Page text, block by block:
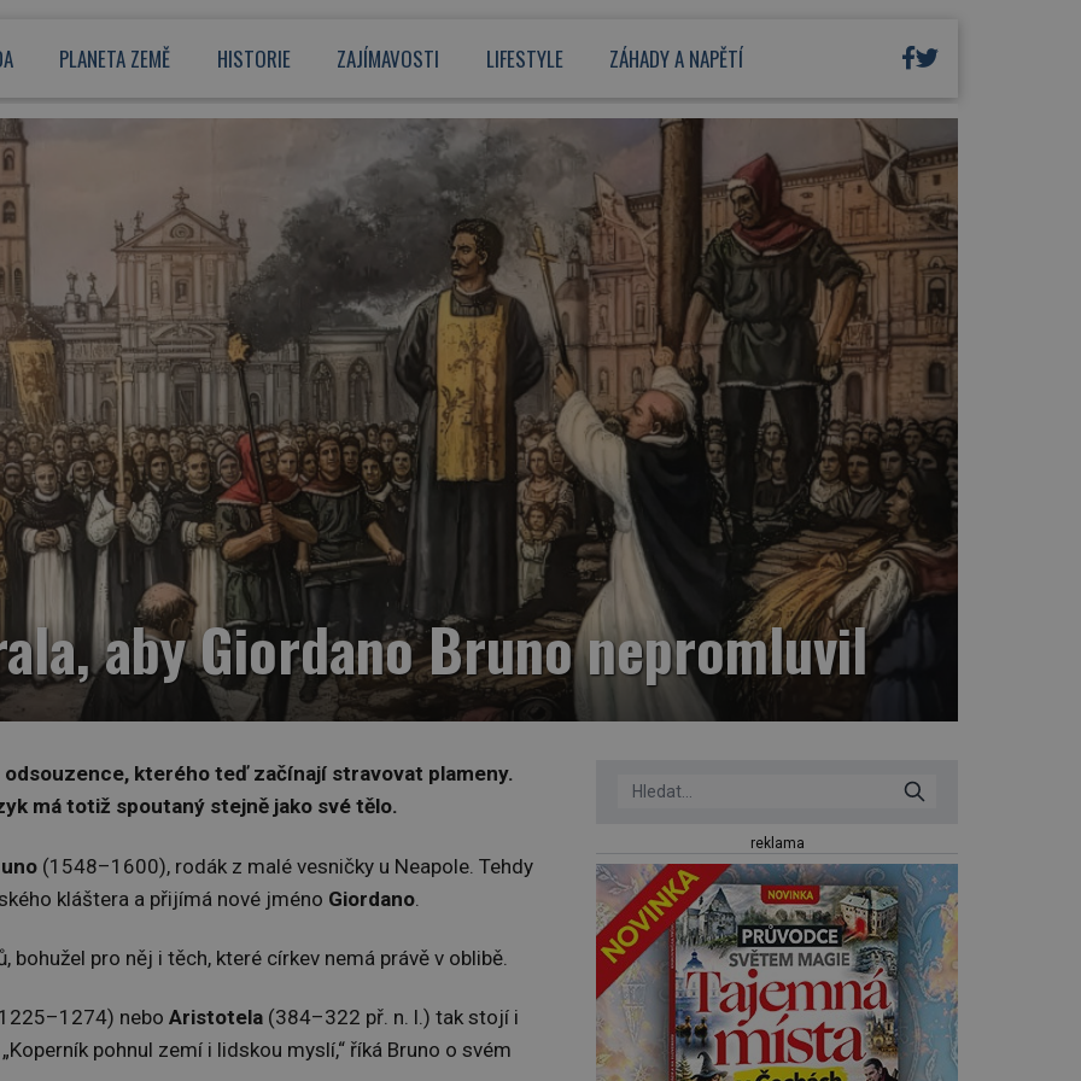
PLANETA ZEMĚ HISTORIE ZAJÍMAVOSTI LIFESTYLE ZÁHADY A NAPĚTÍ
aby Giordano Bruno nepromluvil
kterého teď začínají stravovat plameny.
má totiž spoutaný stejně jako své tělo.
(1548–1600), rodák z malé vesničky u Neapole. Tehdy
kláštera a přijímá nové jméno Giordano
pro něj i těch, které církev nemá právě v oblibě.
nebo Aristotela (384–322 př. n. l.) tak stojí i
pohnul zemí i lidskou myslí,“ říká Bruno o svém
reklama